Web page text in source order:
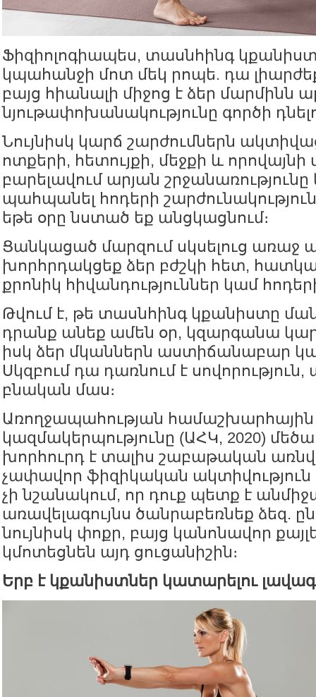
Ֆիզիոլոգիապես, տասնհինգ
կպահանջի մոտ մեկ րոպե. դա
բայց հիանալի միջոց է ձեր մարմինն
նյութափոխանակությունը գործի
Նույնիսկ կարճ շարժումներն
ոտքերի, հետույքի, մեջքի և որովայնի
բարելավում արյան շրջանառությունը
պահպանել հոդերի
եթե օրը նստած եք անցկացնում։
Ցանկացած մարզում սկսելուց առաջ
խորհրդակցեք ձեր բժշկի հետ,
քրոնիկ հիվանդություններ կամ
Թվում է, թե տասնհինգ կքանիստը
դրանք անեք ամեն օր, կզարգանա
իսկ ձեր մկաններն աստիճանաբար
Սկզբում դա դառնում է
բնական մաս։
Առողջապահության համաշխարհային
կազմակերպությունը (ԱՀԿ, 2020)
խորհուրդ է տալիս շաբաթական
չափավոր ֆիզիկական ակտիվություն
չի նշանակում, որ դուք պետք է
առավելագույնս ծանրաբեռնեք ձեզ.
նույնիսկ փոքր, բայց կանոնավոր
կմոտեցնեն այդ ցուցանիշին։
Երբ է կքանիստներ կատարելու